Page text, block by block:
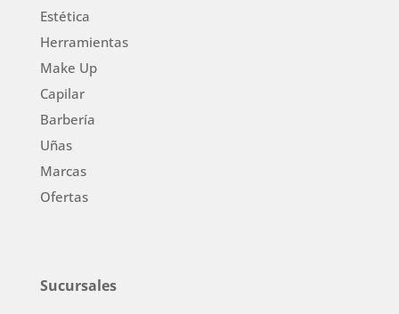
Estética
Herramientas
Make Up
Capilar
Barbería
Uñas
Marcas
Ofertas
Sucursales